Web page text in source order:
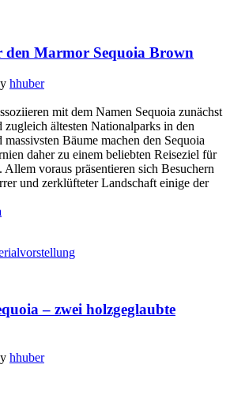
den Marmor Sequoia Brown
hhuber
mit dem Namen Sequoia zunächst
zugleich ältesten Nationalparks in den
Bäume machen den Sequoia
daher zu einem beliebten Reiseziel für
Allem voraus präsentieren sich Besuchern
und zerklüfteter Landschaft einige der
– zwei holzgeglaubte
hhuber